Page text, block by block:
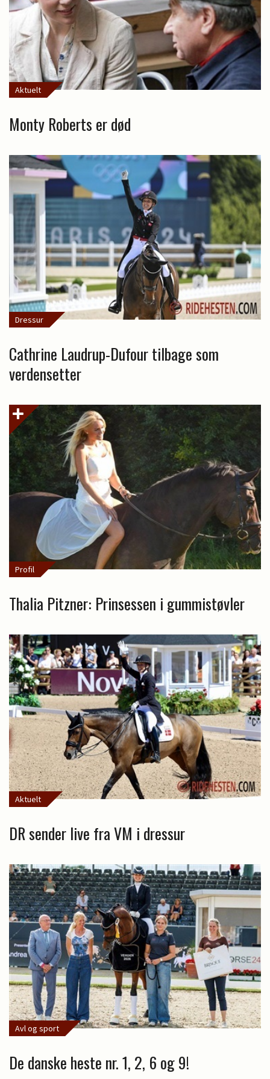
Aktuelt
Monty Roberts er død
Dressur
Cathrine Laudrup-Dufour tilbage som
verdensetter
Profil
Thalia Pitzner: Prinsessen i gummistøvler
Aktuelt
DR sender live fra VM i dressur
Avl og sport
De danske heste nr. 1, 2, 6 og 9!